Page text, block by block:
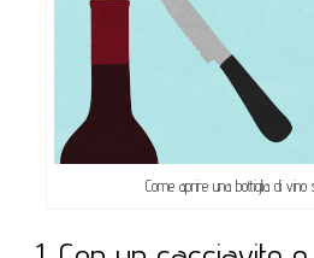
Come aprire una bottiglia di vino